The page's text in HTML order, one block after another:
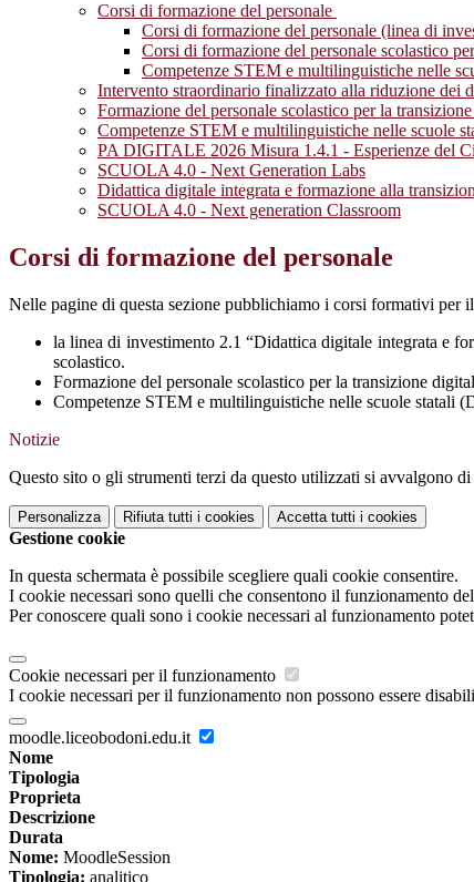
Corsi di formazione del personale
Corsi di formazione del personale (linea di
Corsi di formazione del personale scolastico
Competenze STEM e multilinguistiche nelle
Intervento straordinario finalizzato alla riduzione dei
Formazione del personale scolastico per la
Competenze STEM e multilinguistiche nelle scuole
PA DIGITALE 2026 Misura 1.4.1 - Esperienze del
SCUOLA 4.0 - Next Generation Labs
Didattica digitale integrata e formazione alla
SCUOLA 4.0 - Next generation Classroom
Corsi di formazione del personale
Nelle pagine di questa sezione pubblichiamo i corsi formativi per
la linea di investimento 2.1 “Didattica digitale integrata e
scolastico.
Formazione del personale scolastico per la transizione
Competenze STEM e multilinguistiche nelle scuole statali
Notizie
Questo sito o gli strumenti terzi da questo utilizzati si avvalgono
Personalizza Rifiuta tutti i cookies Accetta tutti i cookies
Gestione cookie
In questa schermata è possibile scegliere quali cookie consentire.
I cookie necessari sono quelli che consentono il funzionamento
Per conoscere quali sono i cookie necessari al funzionamento
Cookie necessari per il funzionamento
I cookie necessari per il funzionamento non possono essere
moodle.liceobodoni.edu.it
Nome
Tipologia
Proprieta
Descrizione
Durata
Nome: MoodleSession
Tipologia: analitico